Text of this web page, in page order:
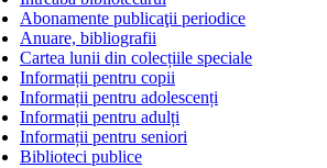
Abonamente publicaţii periodice
Anuare, bibliografii
Cartea lunii din colecțiile speciale
Informații pentru copii
Informații pentru adolescenți
Informații pentru adulți
Informații pentru seniori
Biblioteci publice